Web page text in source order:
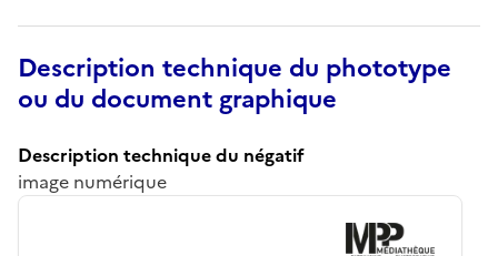
Description technique du phototype
ou du document graphique
Description technique du négatif
image numérique